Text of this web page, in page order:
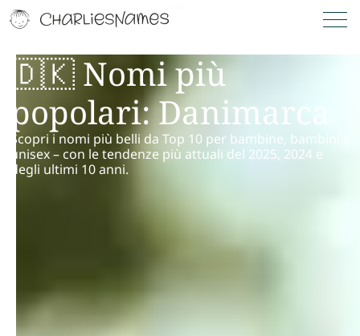
🇩🇰 Nomi più
popolari: Danimarca
Scopri i nomi più belli da Top 10 per bambine, bambini e
unisex – con le tendenze più attuali del 2025, 2024 e
degli ultimi 10 anni.